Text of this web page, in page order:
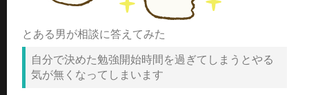
とある男が相談に答えてみた
自分で決めた勉強開始時間を過ぎてしまうとやる
気が無くなってしまいます